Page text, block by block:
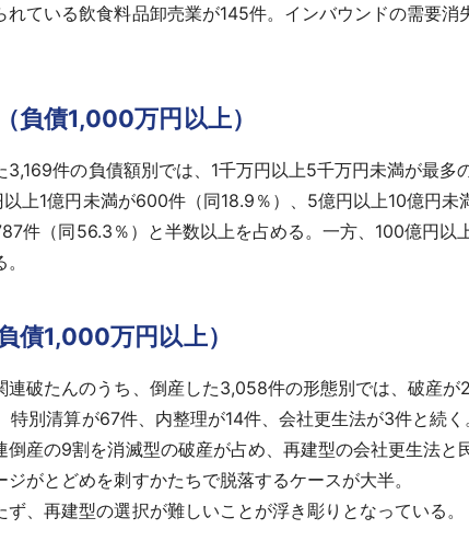
れている飲食料品卸売業が145件。インバウンドの需要
負債1,000万円以上）
件の負債額別では、1千万円以上5千万円未満が最多
上1億円未満が600件（同18.9％）、5億円以上10億円未
件（同56.3％）と半数以上を占める。一方、100億円
債1,000万円以上）
破たんのうち、倒産した3,058件の形態別では、破産
特別清算が67件、内整理が14件、会社更生法が3件と続く
倒産の9割を消滅型の破産が占め、再建型の会社更生法
がとどめを刺すかたちで脱落するケースが大半。
、再建型の選択が難しいことが浮き彫りとなっている。